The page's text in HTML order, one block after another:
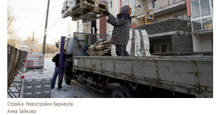
Стройка. Новостройки Барнаула.
Анна Зайкова.